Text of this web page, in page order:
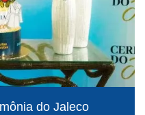
do Jaleco